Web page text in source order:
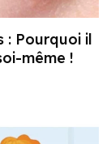
: Pourquoi il
même !